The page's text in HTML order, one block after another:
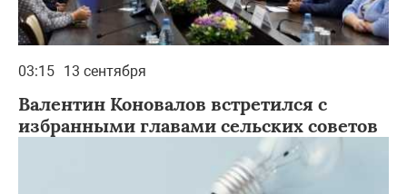
03:15 13 сентября
Валентин Коновалов встретился с
избранными главами сельских советов